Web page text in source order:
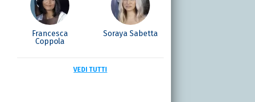
Francesca
Coppola
Soraya Sabetta
VEDI TUTTI